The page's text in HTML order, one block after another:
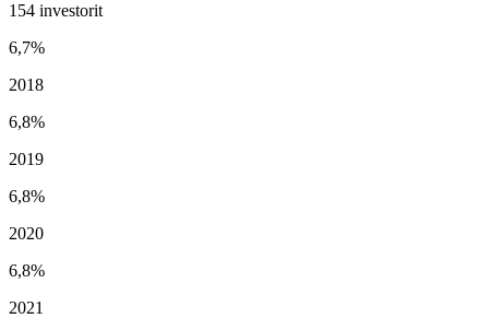
154 investorit
6,7%
2018
6,8%
2019
6,8%
2020
6,8%
2021